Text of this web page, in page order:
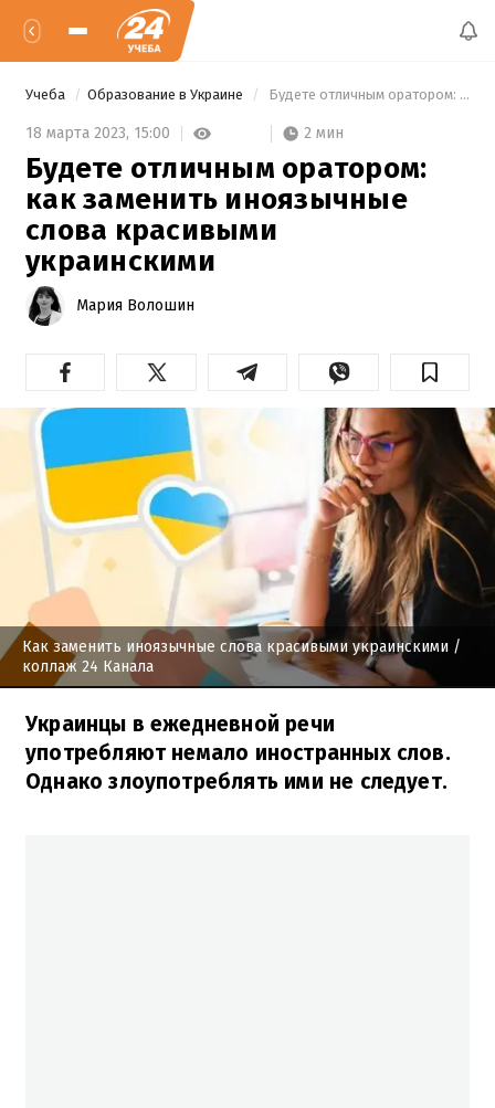
Учеба Образование в Украине Будете отличным оратором: как заменить иноязычные слова красивыми украинскими
18 марта 2023, 15:00 2 мин
Будете отличным оратором:
как заменить иноязычные
слова красивыми
украинскими
Мария Волошин
Как заменить иноязычные слова красивыми украинскими /
коллаж 24 Канала
Украинцы в ежедневной речи
употребляют немало иностранных слов.
Однако злоупотреблять ими не следует.